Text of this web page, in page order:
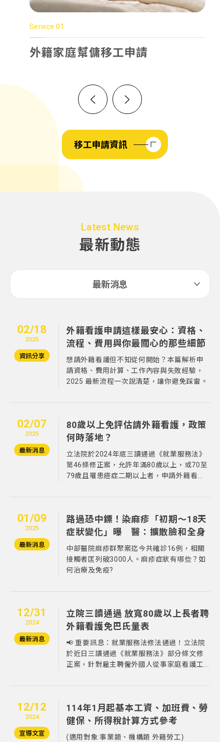
Service 01
外籍家庭幫傭移工申請
Service 02
家庭看護移工申請
Service 03
機構看護工作
Service 04
外展農務移工申請
移工申請資訊
Latest News
最新動態
最新消息
02/18
2025
資訊分享
外籍看護申請這樣最安心：資格、
流程、費用與你最關心的那些細節
想請外籍看護但不知從何開始？本篇解析申
請資格、費用計算、工作內容與失敗經驗，
2025 最新流程一次說清楚，讓你避免踩雷。
02/07
2025
最新消息
80歲以上免評估請外籍看護，政策
何時落地？
立法院於2024年底三讀通過《就業服務法》
第46條修正案，允許年滿80歲以上，或70至
79歲且罹患癌症二期以上者，申請外籍看...
01/09
2025
最新消息
路過恐中鏢！染麻疹「初期～18天
症狀變化」曝 醫：擴散臉和全身
中部醫院麻疹群聚案迄今共確診16例，相關
接觸者匡列破3000人。麻疹症狀有哪些？如
何治療及免疫?
12/31
2024
最新消息
立院三讀通過 放寬80歲以上長者聘
外籍看護免巴氏量表
📢 重要訊息：就業服務法修法通過！立法院
於近日三讀通過《就業服務法》部分條文修
正案，針對雇主聘僱外國人從事家庭看護工...
12/12
2024
宣導文宣
114年1月起基本工資、加班費、勞
健保、所得稅計算方式參考
(適用對象:事業類、機構類 外籍勞工)